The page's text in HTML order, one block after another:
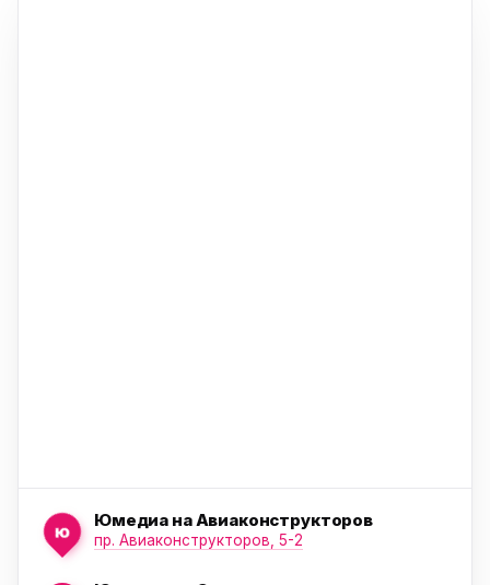
ю
Юмедиа на Авиаконструкторов
пр. Авиаконструкторов, 5-2